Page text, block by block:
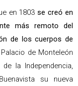
en 1803se creó en
más remoto del
de los cuerpos de
de Monteleón
la Independencia,
su nueva